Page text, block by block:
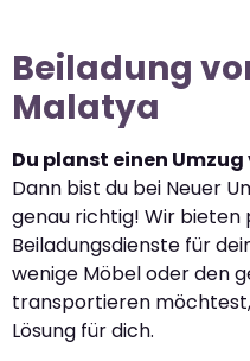
Beiladung
Malatya
Du planst einen
Dann bist du bei Neuer
genau richtig! Wir bieten
Beiladungsdienste für
wenige Möbel oder den
transportieren
Lösung für dich.